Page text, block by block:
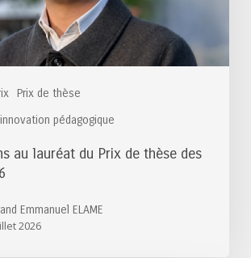
Prix de thèse
pédagogique
au lauréat du Prix de thèse des
Emmanuel ELAME
2026